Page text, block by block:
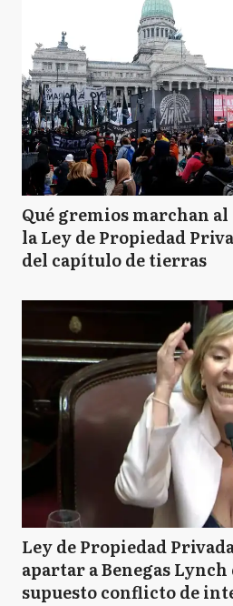
Qué gremios marchan
la Ley de Propiedad
del capítulo de tierras
Ley de Propiedad
apartar a Benegas
supuesto conflicto de